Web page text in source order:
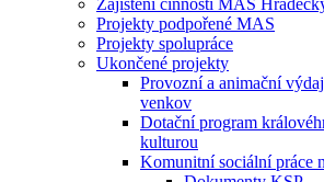
Zajištění činnosti MAS
Projekty podpořené MAS
Projekty spolupráce
Ukončené projekty
Provozní a animační
venkov
Dotační program
kulturou
Komunitní sociální práce